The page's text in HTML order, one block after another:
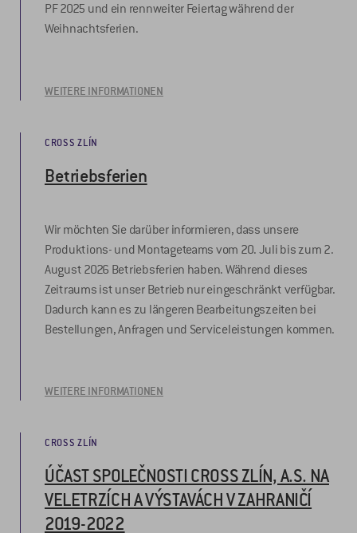
PF 2025 und ein rennweiter Feiertag während der
Weihnachtsferien.
WEITERE INFORMATIONEN
CROSS ZLÍN
Betriebsferien
Wir möchten Sie darüber informieren, dass unsere
Produktions- und Montageteams vom 20. Juli bis zum 2.
August 2026 Betriebsferien haben. Während dieses
Zeitraums ist unser Betrieb nur eingeschränkt verfügbar.
Dadurch kann es zu längeren Bearbeitungszeiten bei
Bestellungen, Anfragen und Serviceleistungen kommen.
WEITERE INFORMATIONEN
CROSS ZLÍN
ÚČAST SPOLEČNOSTI CROSS ZLÍN, A.S. NA
VELETRZÍCH A VÝSTAVÁCH V ZAHRANIČÍ
2019-2022